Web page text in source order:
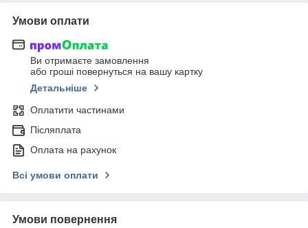
Умови оплати
Ви отримаєте замовлення
або гроші повернуться на вашу картку
Детальніше
Оплатити частинами
Післяплата
Оплата на рахунок
Всі умови оплати
Умови повернення